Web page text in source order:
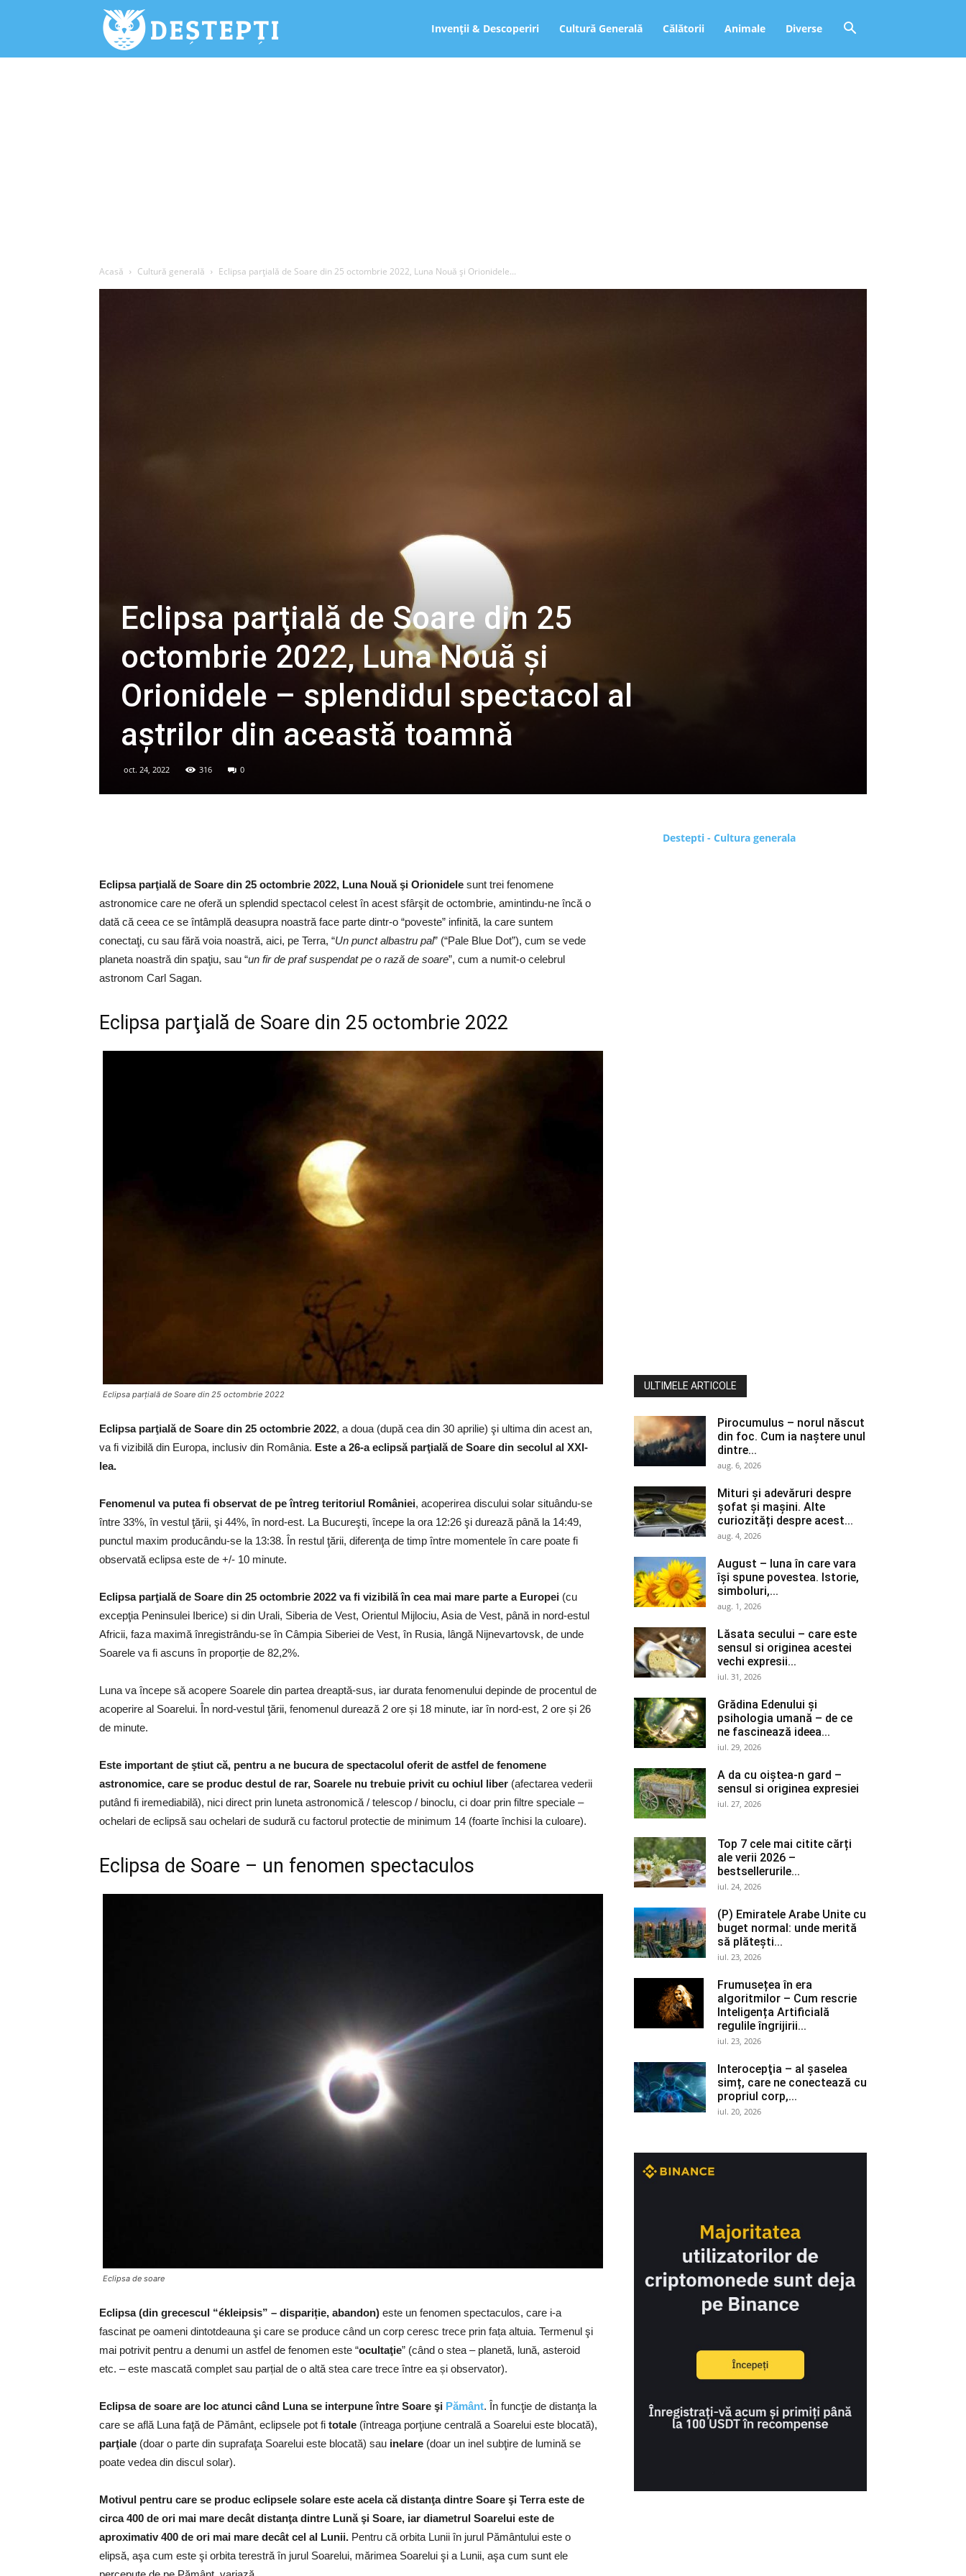
Deștepți.ro Invenții & Descoperiri Cultură Generală Călătorii Animale Diverse
Acasă Cultură generală Eclipsa parţială de Soare din 25 octombrie 2022, Luna Nouă şi Orionidele...
Eclipsa parţială de Soare din 25
octombrie 2022, Luna Nouă şi
Orionidele – splendidul spectacol al
aştrilor din această toamnă
oct. 24, 2022 316 0
Eclipsa parţială de Soare din 25 octombrie 2022, Luna Nouă şi Orionidele sunt trei fenomene
astronomice care ne oferă un splendid spectacol celest în acest sfârşit de octombrie, amintindu-ne încă o
dată că ceea ce se întâmplă deasupra noastră face parte dintr-o “poveste” infinită, la care suntem
conectaţi, cu sau fără voia noastră, aici, pe Terra, “Un punct albastru pal” (“Pale Blue Dot”), cum se vede
planeta noastră din spaţiu, sau “un fir de praf suspendat pe o rază de soare”, cum a numit-o celebrul
astronom Carl Sagan.
Eclipsa parţială de Soare din 25 octombrie 2022
Eclipsa parţială de Soare din 25 octombrie 2022
Eclipsa parţială de Soare din 25 octombrie 2022, a doua (după cea din 30 aprilie) şi ultima din acest an,
va fi vizibilă din Europa, inclusiv din România. Este a 26-a eclipsă parţială de Soare din secolul al XXI-
lea.
Fenomenul va putea fi observat de pe întreg teritoriul României, acoperirea discului solar situându-se
între 33%, în vestul ţării, şi 44%, în nord-est. La Bucureşti, începe la ora 12:26 şi durează până la 14:49,
punctul maxim producându-se la 13:38. În restul ţării, diferenţa de timp între momentele în care poate fi
observată eclipsa este de +/- 10 minute.
Eclipsa parţială de Soare din 25 octombrie 2022 va fi vizibilă în cea mai mare parte a Europei (cu
excepţia Peninsulei Iberice) si din Urali, Siberia de Vest, Orientul Mijlociu, Asia de Vest, până in nord-estul
Africii, faza maximă înregistrându-se în Câmpia Siberiei de Vest, în Rusia, lângă Nijnevartovsk, de unde
Soarele va fi ascuns în proporție de 82,2%.
Luna va începe să acopere Soarele din partea dreaptă-sus, iar durata fenomenului depinde de procentul de
acoperire al Soarelui. În nord-vestul ţării, fenomenul durează 2 ore și 18 minute, iar în nord-est, 2 ore și 26
de minute.
Este important de ştiut că, pentru a ne bucura de spectacolul oferit de astfel de fenomene
astronomice, care se produc destul de rar, Soarele nu trebuie privit cu ochiul liber (afectarea vederii
putând fi iremediabilă), nici direct prin luneta astronomică / telescop / binoclu, ci doar prin filtre speciale –
ochelari de eclipsă sau ochelari de sudură cu factorul protectie de minimum 14 (foarte închisi la culoare).
Eclipsa de Soare – un fenomen spectaculos
Eclipsa de soare
Eclipsa (din grecescul “ékleipsis” – dispariție, abandon) este un fenomen spectaculos, care i-a
fascinat pe oameni dintotdeauna şi care se produce când un corp ceresc trece prin fața altuia. Termenul şi
mai potrivit pentru a denumi un astfel de fenomen este “ocultaţie” (când o stea – planetă, lună, asteroid
etc. – este mascată complet sau parțial de o altă stea care trece între ea și observator).
Eclipsa de soare are loc atunci când Luna se interpune între Soare şi Pământ. În funcţie de distanţa la
care se află Luna faţă de Pământ, eclipsele pot fi totale (întreaga porţiune centrală a Soarelui este blocată),
parţiale (doar o parte din suprafaţa Soarelui este blocată) sau inelare (doar un inel subţire de lumină se
poate vedea din discul solar).
Motivul pentru care se produc eclipsele solare este acela că distanţa dintre Soare şi Terra este de
circa 400 de ori mai mare decât distanţa dintre Lună şi Soare, iar diametrul Soarelui este de
aproximativ 400 de ori mai mare decât cel al Lunii. Pentru că orbita Lunii în jurul Pământului este o
elipsă, aşa cum este şi orbita terestră în jurul Soarelui, mărimea Soarelui şi a Lunii, aşa cum sunt ele
Destepti - Cultura generala
ULTIMELE ARTICOLE
Pirocumulus – norul născut
din foc. Cum ia naștere unul
dintre...
aug. 6, 2026
Mituri și adevăruri despre
șofat și mașini. Alte
curiozități despre acest...
aug. 4, 2026
August – luna în care vara
își spune povestea. Istorie,
simboluri,...
aug. 1, 2026
Lăsata secului – care este
sensul si originea acestei
vechi expresii...
iul. 31, 2026
Grădina Edenului și
psihologia umană – de ce
ne fascinează ideea...
iul. 29, 2026
A da cu oiștea-n gard –
sensul si originea expresiei
iul. 27, 2026
Top 7 cele mai citite cărți
ale verii 2026 –
bestsellerurile...
iul. 24, 2026
(P) Emiratele Arabe Unite cu
buget normal: unde merită
să plătești...
iul. 23, 2026
Frumusețea în era
algoritmilor – Cum rescrie
Inteligența Artificială
regulile îngrijirii...
iul. 23, 2026
Interocepţia – al șaselea
simț, care ne conectează cu
propriul corp,...
iul. 20, 2026